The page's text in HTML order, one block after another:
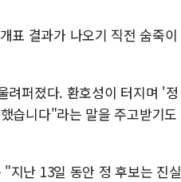
표 결과가 나오기 직전 숨죽이
려퍼졌다. 환호성이 터지며 '정
습니다"라는 말을 주고받기도
지난 13일 동안 정 후보는 진실